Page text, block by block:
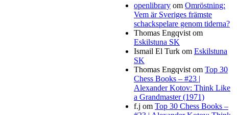
openlibrary om Omröstning:
Vem är Sveriges främste
schackspelare genom tiderna?
Thomas Engqvist om
Eskilstuna SK
Ismail El Turk om Eskilstuna
SK
Thomas Engqvist om Top 30
Chess Books – #23 |
Alexander Kotov: Think Like
a Grandmaster (1971)
f.j om Top 30 Chess Books –